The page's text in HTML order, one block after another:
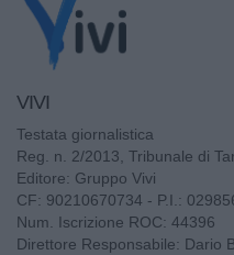
VIVI
Testata giornalistica
Reg. n. 2/2013, Tribunale di
Editore: Gruppo Vivi
CF: 90210670734 - P.I.:
Num. Iscrizione ROC: 44396
Direttore Responsabile: Dario